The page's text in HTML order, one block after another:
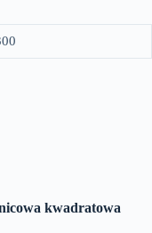
kwadratowa